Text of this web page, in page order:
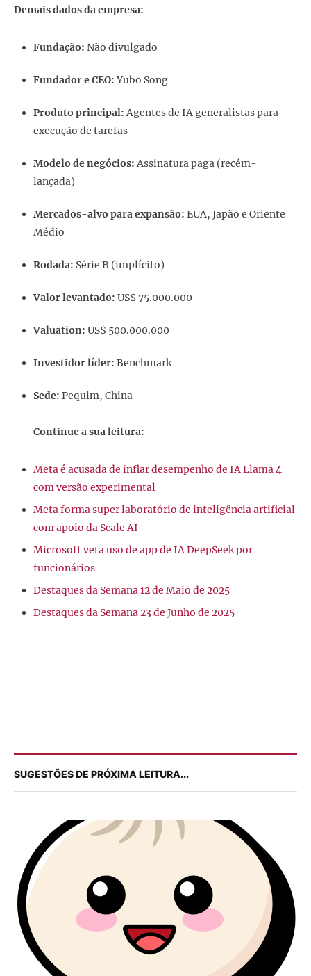
Demais dados da empresa:
Fundação: Não divulgado
Fundador e CEO:Yubo Song
Produto principal:Agentes de IA generalistas para
execução de tarefas
Modelo de negócios:Assinatura paga (recém-
lançada)
Mercados-alvo para expansão: EUA, Japão e Oriente
Médio
Rodada: Série B (implícito)
Valor levantado: US$ 75.000.000
Valuation: US$ 500.000.000
Investidor líder: Benchmark
Sede: Pequim, China
Continue a sua leitura:
Meta é acusada de inflar desempenho de IA Llama 4
com versão experimental
Meta forma super laboratório de inteligência artificial
com apoio da Scale AI
Microsoft veta uso de app de IA DeepSeek por
funcionários
Destaques da Semana 12 de Maio de 2025
Destaques da Semana 23 de Junho de 2025
SUGESTÕES DE PRÓXIMA LEITURA...